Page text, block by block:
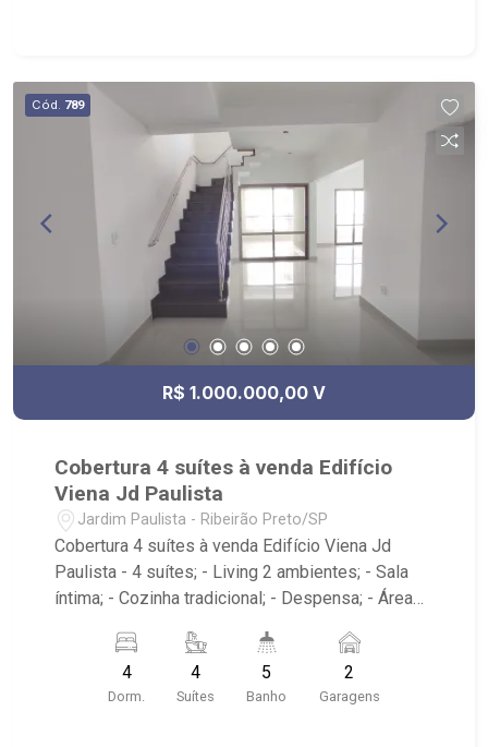
Cód. 789
R$ 1.000.000,00 V
Cobertura 4 suítes à venda Edifício
Viena Jd Paulista
Jardim Paulista - Ribeirão Preto/SP
Cobertura 4 suítes à venda Edifício Viena Jd
Paulista - 4 suítes; - Living 2 ambientes; - Sala
íntima; - Cozinha tradicional; - Despensa; - Área
- 2 vagas de garagem; - Condomínio com portaria
24h, piscina e salão de festas; - Próximo ao
supermercado Savegnago, Horti Fruti Cenourão e
4
Dorm.
4
Suítes
5
Banho
2
Garagens